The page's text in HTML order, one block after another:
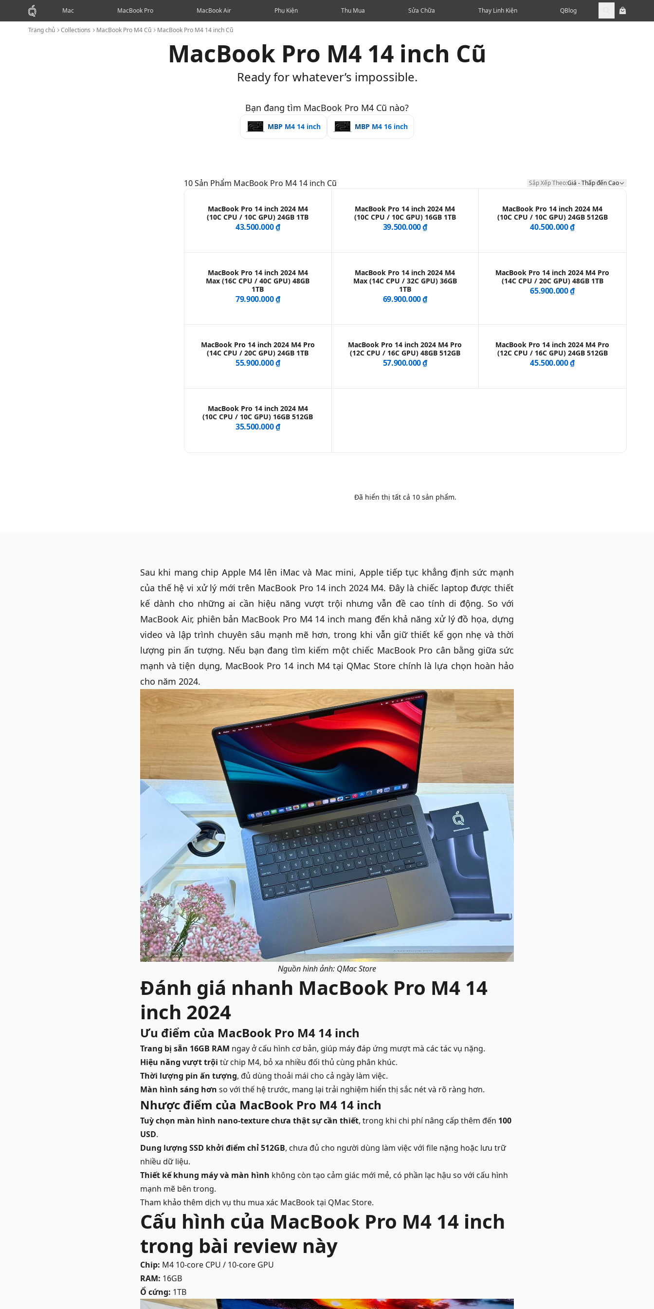
Mac MacBook Pro MacBook Air Phụ Kiện Thu Mua Sửa Chữa Thay Linh Kiện QBlog
Trang chủ Collections MacBook Pro M4 Cũ MacBook Pro M4 14 inch Cũ
MacBook Pro M4 14 inch Cũ
Ready for whatever’s impossible.
Bạn đang tìm MacBook Pro M4 Cũ nào?
MBP M4 14 inch MBP M4 16 inch
Sắp Xếp Theo:
10Sản Phẩm MacBook Pro M4 14 inch Cũ Sắp Xếp Theo:Giá - Thấp đến Cao
MacBook Pro 14 inch 2024 M4
(10C CPU / 10C GPU) 24GB 1TB
43.500.000 ₫
MacBook Pro 14 inch 2024 M4
(10C CPU / 10C GPU) 16GB 1TB
39.500.000 ₫
MacBook Pro 14 inch 2024 M4
(10C CPU / 10C GPU) 24GB 512GB
40.500.000 ₫
MacBook Pro 14 inch 2024 M4
Max (16C CPU / 40C GPU) 48GB
1TB
79.900.000 ₫
MacBook Pro 14 inch 2024 M4
Max (14C CPU / 32C GPU) 36GB
1TB
69.900.000 ₫
MacBook Pro 14 inch 2024 M4 Pro
(14C CPU / 20C GPU) 48GB 1TB
65.900.000 ₫
MacBook Pro 14 inch 2024 M4 Pro
(14C CPU / 20C GPU) 24GB 1TB
55.900.000 ₫
MacBook Pro 14 inch 2024 M4 Pro
(12C CPU / 16C GPU) 48GB 512GB
57.900.000 ₫
MacBook Pro 14 inch 2024 M4 Pro
(12C CPU / 16C GPU) 24GB 512GB
45.500.000 ₫
MacBook Pro 14 inch 2024 M4
(10C CPU / 10C GPU) 16GB 512GB
35.500.000 ₫
Đã hiển thị tất cả 10sản phẩm.
Sau khi mang chip Apple M4 lên iMac và Mac mini, Apple tiếp tục khẳng định sức mạnh
của thế hệ vi xử lý mới trên MacBook Pro 14 inch 2024 M4. Đây là chiếc laptop được thiết
kế dành cho những ai cần hiệu năng vượt trội nhưng vẫn đề cao tính di động. So với
MacBook Air, phiên bản MacBook Pro M4 14 inch mang đến khả năng xử lý đồ họa, dựng
video và lập trình chuyên sâu mạnh mẽ hơn, trong khi vẫn giữ thiết kế gọn nhẹ và thời
lượng pin ấn tượng. Nếu bạn đang tìm kiếm một chiếc MacBook Pro cân bằng giữa sức
mạnh và tiện dụng, MacBook Pro 14 inch M4 tại QMac Storechính là lựa chọn hoàn hảo
cho năm 2024.
Nguồn hình ảnh: QMac Store
Đánh giá nhanh MacBook Pro M4 14
inch 2024
Ưu điểm của MacBook Pro M4 14 inch
Trang bị sẵn 16GB RAM ngay ở cấu hình cơ bản, giúp máy đáp ứng mượt mà các tác vụ nặng.
Hiệu năng vượt trội từ chip M4, bỏ xa nhiều đối thủ cùng phân khúc.
Thời lượng pin ấn tượng, đủ dùng thoải mái cho cả ngày làm việc.
Màn hình sáng hơn so với thế hệ trước, mang lại trải nghiệm hiển thị sắc nét và rõ ràng hơn.
Nhược điểm của MacBook Pro M4 14 inch
Tuỳ chọn màn hình nano-texture chưa thật sự cần thiết, trong khi chi phí nâng cấp thêm đến 100
USD.
Dung lượng SSD khởi điểm chỉ 512GB, chưa đủ cho người dùng làm việc với file nặng hoặc lưu trữ
nhiều dữ liệu.
Thiết kế khung máy và màn hình không còn tạo cảm giác mới mẻ, có phần lạc hậu so với cấu hình
mạnh mẽ bên trong.
Tham khảo thêm dịch vụ thu mua xác MacBooktại QMac Store.
Cấu hình của MacBook Pro M4 14 inch
trong bài review này
Chip: M4 10-core CPU / 10-core GPU
RAM: 16GB
Ổ cứng: 1TB